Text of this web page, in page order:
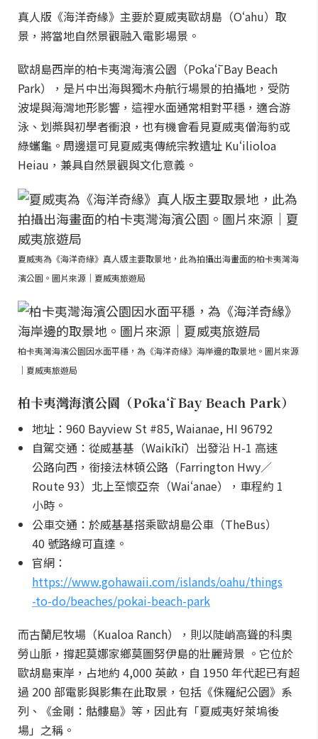
真人版《海洋奇緣》主要於夏威夷歐胡島（Oʻahu）取
景，將當地自然景觀融入電影場景。
歐胡島西岸的柏卡夷灣海濱公園（Pōkaʻī Bay Beach
Park），是片中出海與獨木舟航行場景的拍攝地，受防
波堤與海灣地形影響，這裡水面通常相對平穩，適合游
泳、划槳與初學者衝浪，也有機會看見夏威夷僧海豹或
綠蠵龜。周邊還可見夏威夷傳統宗教遺址 Kuʻilioloa
Heiau，兼具自然景觀與文化意義。
夏威夷為《海洋奇緣》真人版主要取景地，此為拍攝出海畫面的柏卡夷灣海
濱公園。圖片來源｜夏威夷旅遊局
柏卡夷灣海濱公園因水面平穩，為《海洋奇緣》海岸邊的取景地。圖片來源
｜夏威夷旅遊局
柏卡夷灣海濱公園（Pōkaʻī Bay Beach Park）
地址：960 Bayview St #85, Waianae, HI 96792
自駕交通：從威基基（Waikīkī）出發沿 H-1 高速
公路向西，銜接法林頓公路（Farrington Hwy／
Route 93）北上至懷亞奈（Waiʻanae），車程約 1
小時。
公車交通：於威基基搭乘歐胡島公車（TheBus）
40 號路線可直達。
官網：
https://www.gohawaii.com/islands/oahu/things
-to-do/beaches/pokai-beach-park
而古蘭尼牧場（Kualoa Ranch），則以陡峭高聳的科奧
勞山脈，撐起莫娜家鄉莫圖努伊島的壯麗背景 。它位於
歐胡島東岸，占地約 4,000 英畝，自 1950 年代起已有超
過 200 部電影與影集在此取景，包括《侏羅紀公園》系
列、《金剛：骷髏島》等，因此有「夏威夷好萊塢後
場」之稱。